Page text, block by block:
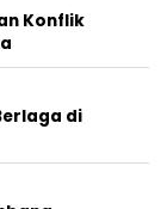
Konflik
di